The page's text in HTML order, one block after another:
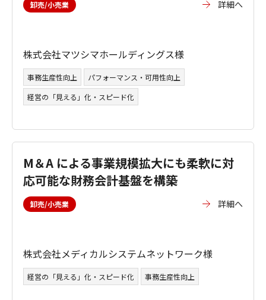
卸売/小売業 詳細へ
株式会社マツシマホールディングス様
事務生産性向上
パフォーマンス・可用性向上
経営の「見える」化・スピード化
M＆A による事業規模拡大にも柔軟に対
応可能な財務会計基盤を構築
卸売/小売業 詳細へ
株式会社メディカルシステムネットワーク様
経営の「見える」化・スピード化 事務生産性向上